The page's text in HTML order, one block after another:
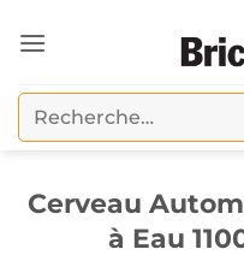
au
Recherche
pour :
Cerveau
à Eau